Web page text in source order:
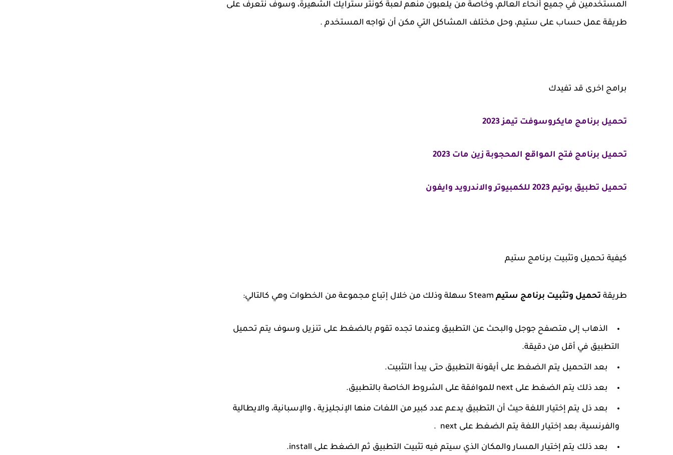
المستخدمين في جميع أنحاء العالم، وخاصة من يلعبون منهم لعبة كونتر سترايك الشهيرة، وسوف نتعرف على
طريقة عمل حساب على ستيم، وحل مختلف المشاكل التي مكن أن تواجه المستخدم .
برامج اخرى قد تفيدك
تحميل برنامج مايكروسوفت تيمز 2023
تحميل برنامج فتح المواقع المحجوبة زين مات 2023
تحميل تطبيق بوتيم 2023 للكمبيوتر والاندرويد وايفون
كيفية تحميل وتثبيت برنامج ستيم
طريقة تحميل وتثبيت برنامج ستيم
الذهاب إلى متصفح جوجل والبحث عن التطبيق وعندما تجده تقوم بالضغط على تنزيل وسوف يتم تحميل
التطبيق في أقل من دقيقة.
بعد التحميل يتم الضغط على أيقونة التطبيق حتى يبدأ التثبيت.
بعد ذلك يتم الضغط على next للموافقة على الشروط الخاصة بالتطبيق.
بعد ذل يتم إختيار اللغة حيث أن التطبيق يدعم عدد كبير من اللغات منها الإنجليزية ، والإسبانية، والايطالية
والفرنسية، بعد إختيار اللغة يتم الضغط على next .
بعد ذلك يتم إختيار المسار والمكان الذي سيتم فيه تثبيت التطبيق ثم الضغط على install.